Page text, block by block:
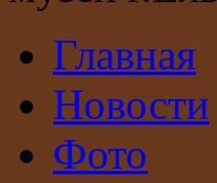
Главная
Новости
Фото